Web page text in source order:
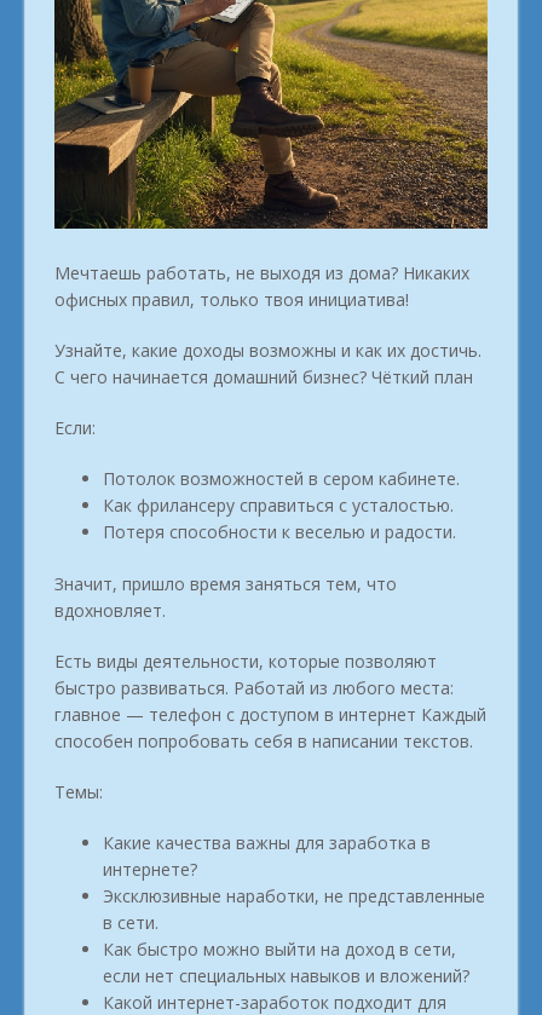
Мечтаешь работать, не выходя из дома? Никаких
офисных правил, только твоя инициатива!
Узнайте, какие доходы возможны и как их достичь.
С чего начинается домашний бизнес? Чёткий план
Если:
Потолок возможностей в сером кабинете.
Как фрилансеру справиться с усталостью.
Потеря способности к веселью и радости.
Значит, пришло время заняться тем, что
вдохновляет.
Есть виды деятельности, которые позволяют
быстро развиваться. Работай из любого места:
главное — телефон с доступом в интернет Каждый
способен попробовать себя в написании текстов.
Темы:
Какие качества важны для заработка в
интернете?
Эксклюзивные наработки, не представленные
в сети.
Как быстро можно выйти на доход в сети,
если нет специальных навыков и вложений?
Какой интернет-заработок подходит для